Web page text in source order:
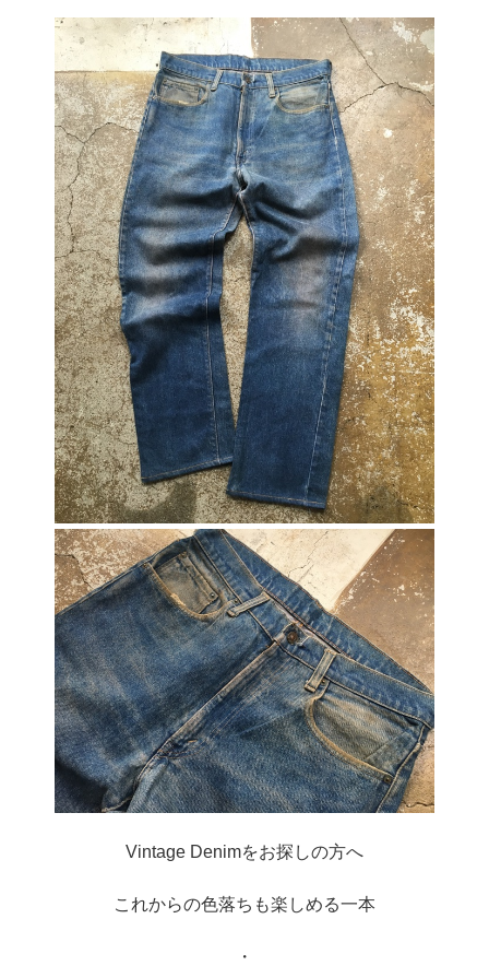
Vintage Denimをお探しの方へ
これからの色落ちも楽しめる一本
・